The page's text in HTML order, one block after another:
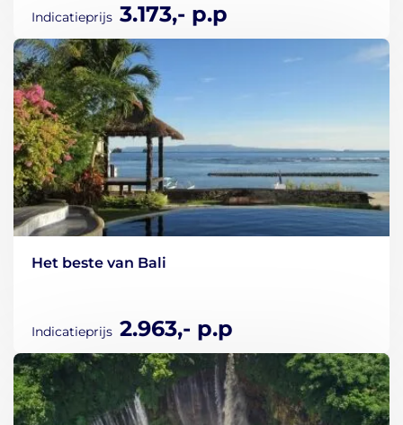
Indicatieprijs 3.173,- p.p
Het beste van Bali
Indicatieprijs 2.963,- p.p